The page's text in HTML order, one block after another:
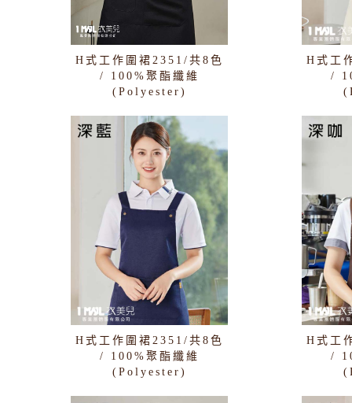
H式工作圍裙2351/共8色
/ 100%聚酯纖維
(Polyester)
H式工
/
H式工作圍裙2351/共8色
/ 100%聚酯纖維
(Polyester)
H式工
/